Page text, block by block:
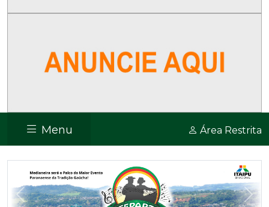
Menu Área Restrita
Previous